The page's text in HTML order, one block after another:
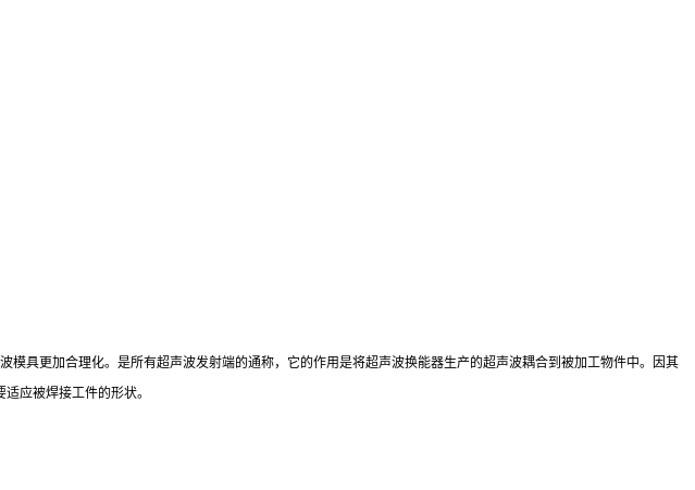
具更加合理化。是所有超声波发射端的通称，它的作用是将超声波换能器生产的超声波耦合到被加工物件中。因其
应被焊接工件的形状。